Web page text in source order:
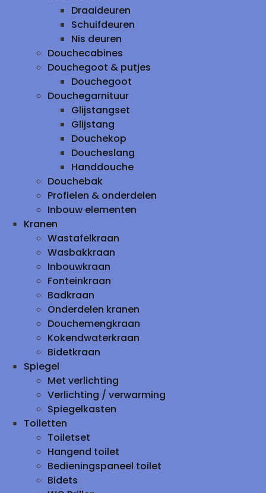
Draaideuren
Schuifdeuren
Nis deuren
Douchecabines
Douchegoot & putjes
Douchegoot
Douchegarnituur
Glijstangset
Glijstang
Douchekop
Doucheslang
Handdouche
Douchebak
Profielen & onderdelen
Inbouw elementen
Kranen
Wastafelkraan
Wasbakkraan
Inbouwkraan
Fonteinkraan
Badkraan
Onderdelen kranen
Douchemengkraan
Kokendwaterkraan
Bidetkraan
Spiegel
Met verlichting
Verlichting / verwarming
Spiegelkasten
Toiletten
Toiletset
Hangend toilet
Bedieningspaneel toilet
Bidets